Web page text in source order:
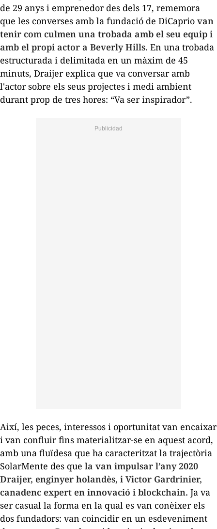
de 29 anys i emprenedor des dels 17, rememora
que les converses amb la fundació de DiCaprio van
tenir com culmen una trobada amb el seu equip i
amb el propi actor a Beverly Hills. En una trobada
estructurada i delimitada en un màxim de 45
minuts, Draijer explica que va conversar amb
l'actor sobre els seus projectes i medi ambient
durant prop de tres hores: “Va ser inspirador”.
Així, les peces, interessos i oportunitat van encaixar
i van confluir fins materialitzar-se en aquest acord,
amb una fluïdesa que ha caracteritzat la trajectòria
SolarMente des que la van impulsar l’any 2020
Draijer, enginyer holandès, i Victor Gardrinier,
canadenc expert en innovació i blockchain. Ja va
ser casual la forma en la qual es van conèixer els
dos fundadors: van coincidir en un esdeveniment